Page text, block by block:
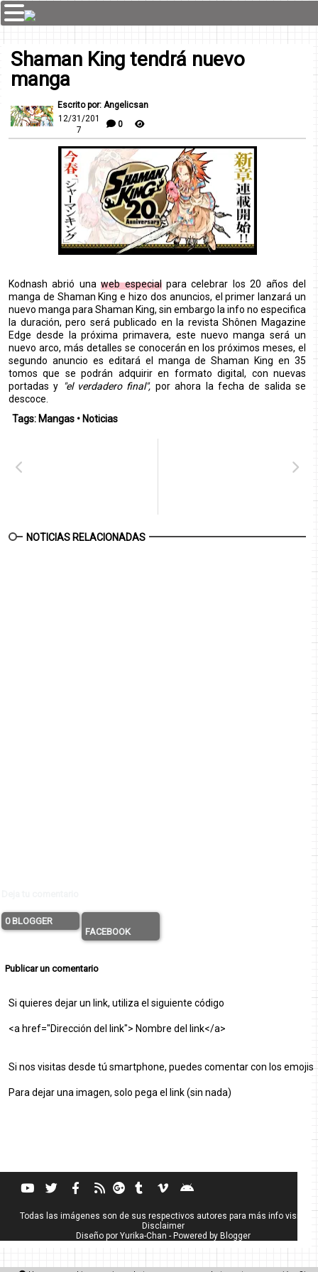
Shaman King tendrá nuevo
manga
Escrito por: Angelicsan
12/31/201
7
0
Kodnash abrió unaweb especialpara celebrar los 20 años del
manga de Shaman King e hizo dos anuncios, el primer lanzará un
nuevo manga para Shaman King, sin embargo la info no especifica
la duración, pero será publicado en la revista Shônen Magazine
Edge desde la próxima primavera, este nuevo manga será un
nuevo arco, más detalles se conocerán en los próximos meses, el
segundo anuncio es editará el manga de Shaman King en 35
tomos que se podrán adquirir en formato digital, con nuevas
portadas y "el verdadero final", por ahora la fecha de salida se
descoce.
Tags: Mangas • Noticias
NOTICIAS RELACIONADAS
0 BLOGGER
FACEBOOK
Publicar un comentario
Si quieres dejar un link, utiliza el siguiente código
<a href="Dirección del link"> Nombre del link</a>
Si nos visitas desde tú smartphone, puedes comentar con los emojis
Para dejar una imagen, solo pega el link (sin nada)
Todas las imágenes son de sus respectivos autores para más info visita
Disclaimer
Diseño por Yurika-Chan - Powered by Blogger